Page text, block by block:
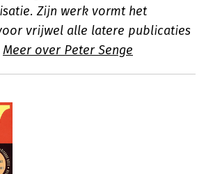
Zijn werk vormt het
vrijwel alle latere publicaties
Meer over Peter Senge